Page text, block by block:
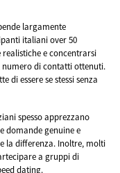
largamente
italiani over 50
e concentrarsi
numero di contatti ottenuti.
di essere se stessi senza
spesso apprezzano
domande genuine e
la differenza. Inoltre, molti
a gruppi di
dating.